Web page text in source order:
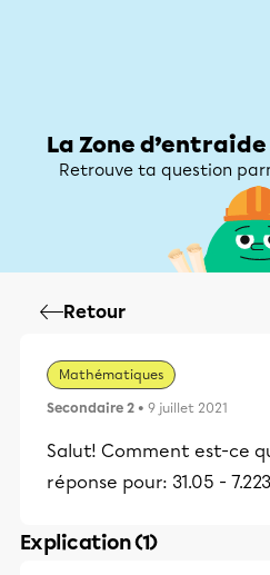
La Zone
Retrouve ta question
Retour
Mathématiques
Secondaire 2 • 9 juillet 2021
Salut! Comment est-ce
réponse pour: 31.05 -
Explication (1)